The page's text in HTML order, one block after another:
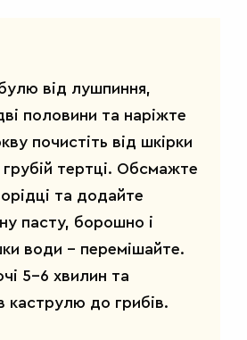
від лушпиння,
половини та наріжте
почистіть від шкірки
грубій тертці. Обсмажте
та додайте
пасту, борошно і
води – перемішайте.
5-6 хвилин та
каструлю до грибів.